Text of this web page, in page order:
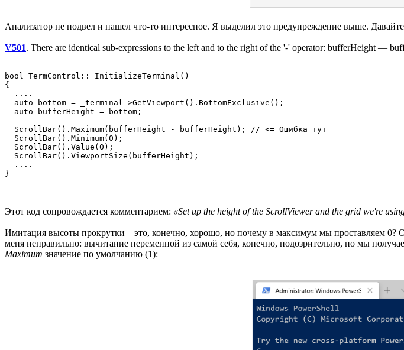
Анализатор не подвел и нашел что-то интересное. Я выделил это предупреждение выше.
V501. There are identical sub-expressions to the left and to the right of the '-' operator: bufferHeight —
bool TermControl::_InitializeTerminal()
{
  ....
  auto bottom = _terminal->GetViewport().BottomExclusive();
  auto bufferHeight = bottom;
  ScrollBar().Maximum(bufferHeight - bufferHeight); // <= Ошибка тут
  ScrollBar().Minimum(0);
  ScrollBar().Value(0);
  ScrollBar().ViewportSize(bufferHeight);
  ....
}
Этот код сопровождается комментарием: «Set up the height of the ScrollViewer and the grid we're
Имитация высоты прокрутки – это, конечно, хорошо, но почему в максимум мы проставляем 0?
меня неправильно: вычитание переменной из самой себя, конечно, подозрительно, но мы
Maximum значение по умолчанию (1):